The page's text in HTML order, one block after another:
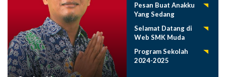
Muda 2025-2026
Pesan Buat Anakku
Yang Sedang
Selamat Datang di
Web SMK Muda
Program Sekolah
2024-2025